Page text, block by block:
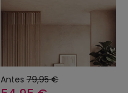
Antes 79,95 €